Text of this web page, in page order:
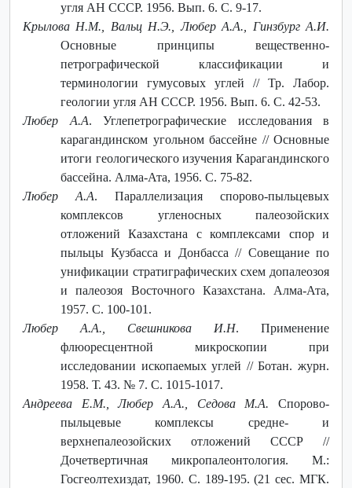
угля АН СССР. 1956. Вып. 6. С. 9-17.
Крылова Н.М., Вальц Н.Э., Любер А.A., Гинзбург А.И.
Основные принципы вещественно-
петрографической классификации и
терминологии гумусовых углей // Тр. Лабор.
геологии угля АН СССР. 1956. Вып. 6. С. 42-53.
Любер А.А. Углепетрографические исследования в
карагандинском угольном бассейне // Основные
итоги геологического изучения Карагандинского
бассейна. Алма-Ата, 1956. С. 75-82.
Любер А.А. Параллелизация спорово-пыльцевых
комплексов угленосных палеозойских
отложений Казахстана с комплексами спор и
пыльцы Кузбасса и Донбасса // Совещание по
унификации стратиграфических схем допалеозоя
и палеозоя Восточного Казахстана. Алма-Ата,
1957. С. 100-101.
Любер А.А., Свешникова И.Н. Применение
флюоресцентной микроскопии при
исследовании ископаемых углей // Ботан. журн.
1958. Т. 43. № 7. С. 1015-1017.
Андреева Е.М., Любер А.А., Седова М.А. Спорово-
пыльцевые комплексы средне- и
верхнепалеозойских отложений СССР //
Дочетвертичная микропалеонтология. М.:
Госгеолтехиздат, 1960. С. 189-195. (21 сес. МГК.